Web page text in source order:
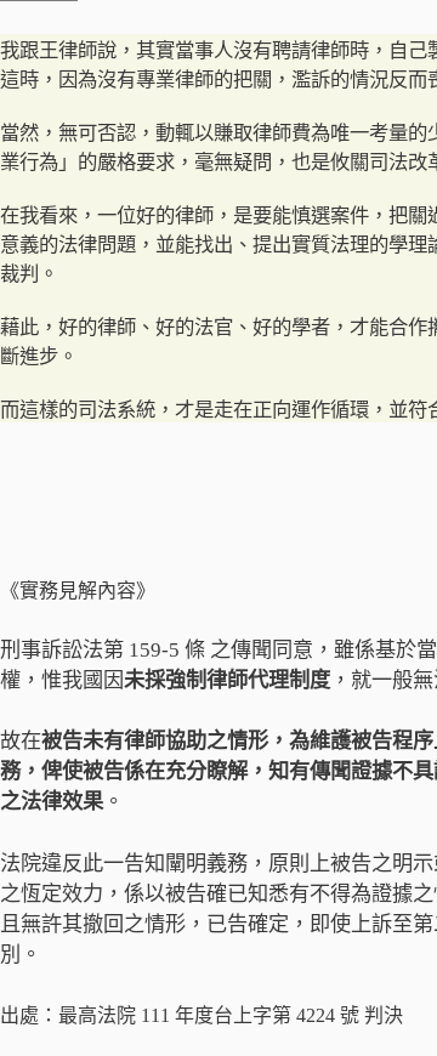
我跟王律師說，其實當事人沒有聘請律師時，自
這時，因為沒有專業律師的把關，濫訴的情況反而
當然，無可否認，動輒以賺取律師費為唯一考量
業行為」的嚴格要求，毫無疑問，也是攸關司法改
在我看來，一位好的律師，是要能慎選案件，把
意義的法律問題，並能找出、提出實質法理的學
裁判。
藉此，好的律師、好的法官、好的學者，才能合
斷進步。
而這樣的司法系統，才是走在正向運作循環，並符
《實務見解內容》
刑事訴訟法第 159-5 條 之傳聞同意，雖係基於
權，惟我國因 未採強制律師代理制度 ，就一般
故在被告未有律師協助之情形，為維護被告程
務，俾使被告係在充分瞭解，知有傳聞證據不
之法律效果。
法院違反此一告知闡明義務，原則上被告之明
之恆定效力，係以被告確已知悉有不得為證據
且無許其撤回之情形，已告確定，即使上訴至
別。
出處：最高法院 111 年度台上字第 4224 號 判決